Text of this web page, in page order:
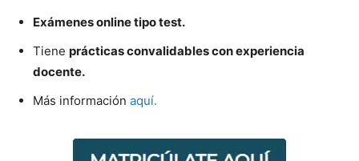
Exámenes online tipo test.
Tiene prácticas convalidables con experiencia
docente.
Más información aquí.